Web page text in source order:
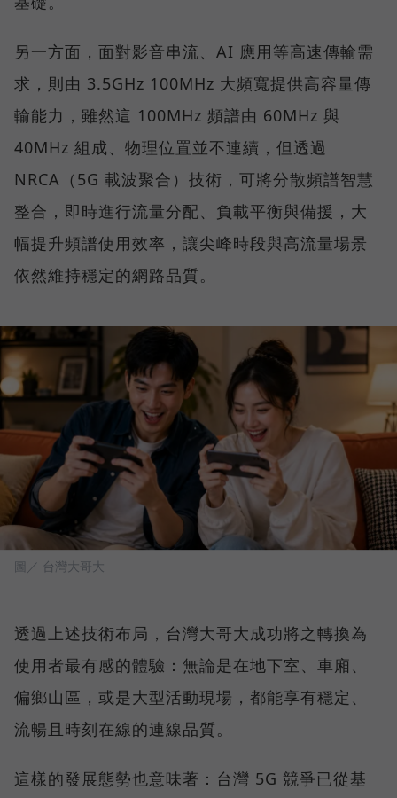
另一方面，面對影音串流、AI 應用等高速傳輸需
求，則由 3.5GHz 100MHz 大頻寬提供高容量傳
輸能力，雖然這 100MHz 頻譜由 60MHz 與
40MHz 組成、物理位置並不連續，但透過
NRCA（5G 載波聚合）技術，可將分散頻譜智慧
整合，即時進行流量分配、負載平衡與備援，大
幅提升頻譜使用效率，讓尖峰時段與高流量場景
依然維持穩定的網路品質。
圖／ 台灣大哥大
透過上述技術布局，台灣大哥大成功將之轉換為
使用者最有感的體驗：無論是在地下室、車廂、
偏鄉山區，或是大型活動現場，都能享有穩定、
流暢且時刻在線的連線品質。
這樣的發展態勢也意味著：台灣 5G 競爭已從基